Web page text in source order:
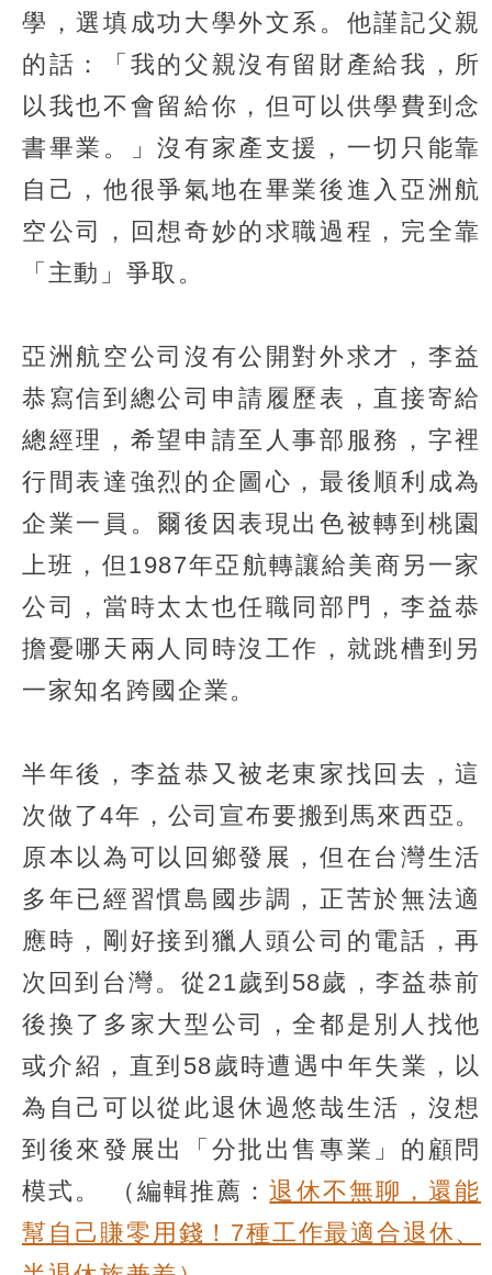
學，選填成功大學外文系。他謹記父親
的話：「我的父親沒有留財產給我，所
以我也不會留給你，但可以供學費到念
書畢業。」沒有家產支援，一切只能靠
自己，他很爭氣地在畢業後進入亞洲航
空公司，回想奇妙的求職過程，完全靠
「主動」爭取。
亞洲航空公司沒有公開對外求才，李益
恭寫信到總公司申請履歷表，直接寄給
總經理，希望申請至人事部服務，字裡
行間表達強烈的企圖心，最後順利成為
企業一員。爾後因表現出色被轉到桃園
上班，但1987年亞航轉讓給美商另一家
公司，當時太太也任職同部門，李益恭
擔憂哪天兩人同時沒工作，就跳槽到另
一家知名跨國企業。
半年後，李益恭又被老東家找回去，這
次做了4年，公司宣布要搬到馬來西亞。
原本以為可以回鄉發展，但在台灣生活
多年已經習慣島國步調，正苦於無法適
應時，剛好接到獵人頭公司的電話，再
次回到台灣。從21歲到58歲，李益恭前
後換了多家大型公司，全都是別人找他
或介紹，直到58歲時遭遇中年失業，以
為自己可以從此退休過悠哉生活，沒想
到後來發展出「分批出售專業」的顧問
模式。
（編輯推薦：退休不無聊，還能
幫自己賺零用錢！7種工作最適合退休、